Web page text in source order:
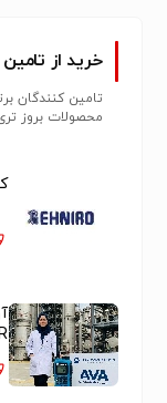
خرید از
تامین کنندگان
محصولات بروز